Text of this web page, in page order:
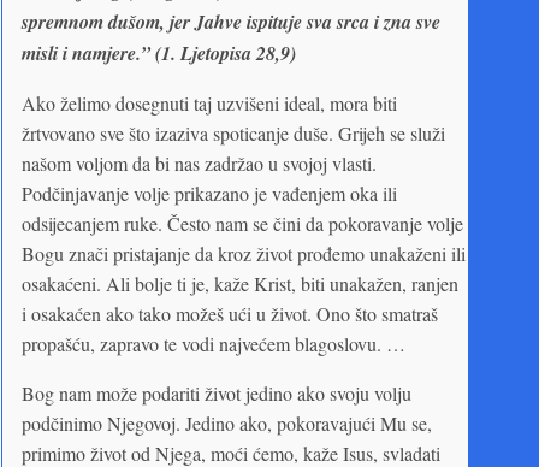
spremnom dušom, jer Jahve ispituje sva srca i zna sve
misli i namjere.” (1. Ljetopisa 28,9)
Ako želimo dosegnuti taj uzvišeni ideal, mora biti
žrtvovano sve što izaziva spoticanje duše. Grijeh se služi
našom voljom da bi nas zadržao u svojoj vlasti.
Podčinjavanje volje prikazano je vađenjem oka ili
odsijecanjem ruke. Često nam se čini da pokoravanje volje
Bogu znači pristajanje da kroz život prođemo unakaženi ili
osakaćeni. Ali bolje ti je, kaže Krist, biti unakažen, ranjen
i osakaćen ako tako možeš ući u život. Ono što smatraš
propašću, zapravo te vodi najvećem blagoslovu. …
Bog nam može podariti život jedino ako svoju volju
podčinimo Njegovoj. Jedino ako, pokoravajući Mu se,
primimo život od Njega, moći ćemo, kaže Isus, svladati